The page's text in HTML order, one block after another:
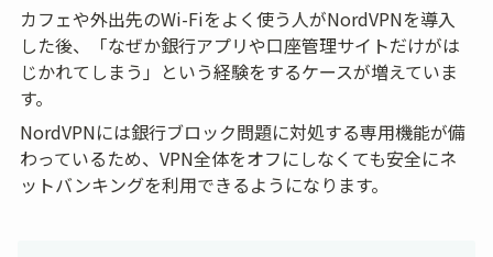
カフェや外出先のWi-Fiをよく使う人がNordVPNを導入
した後、「なぜか銀行アプリや口座管理サイトだけがは
じかれてしまう」という経験をするケースが増えていま
す。
NordVPNには銀行ブロック問題に対処する専用機能が備
わっているため、VPN全体をオフにしなくても安全にネ
ットバンキングを利用できるようになります。